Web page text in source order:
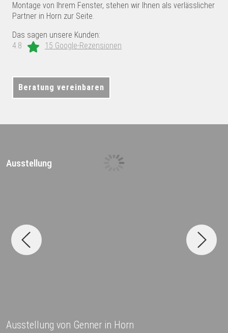
Montage von Ihrem Fenster, stehen wir Ihnen als verlässlicher
Partner in Horn zur Seite.
Das sagen unsere Kunden:
4.8
15 Google-Rezensionen
Beratung vereinbaren
Ausstellung
Ausstellung von Genner in Horn